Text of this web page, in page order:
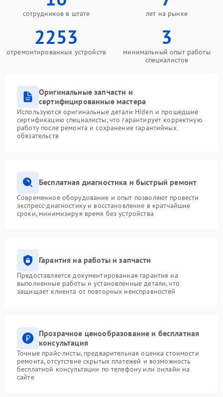
сотрудников в штате лет на рынке
2253
отремонтированных устройств
3
минимальный опыт работы
специалистов
Оригинальные запчасти и
сертифицированные мастера
Используются оригинальные детали Hiden и прошедшие
сертификацию специалисты, что гарантирует корректную
работу после ремонта и сохранение гарантийных
обязательств
Бесплатная диагностика и быстрый ремонт
Современное оборудование и опыт позволяют провести
экспресс-диагностику и восстановление в кратчайшие
сроки, минимизируя время без устройства
Гарантия на работы и запчасти
Предоставляется документированная гарантия на
выполненные работы и установленные детали, что
защищает клиента от повторных неисправностей
Прозрачное ценообразование и бесплатная
консультация
Точные прайс-листы, предварительная оценка стоимости
ремонта, отсутствие скрытых платежей и возможность
бесплатной консультации по телефону или онлайн на
сайте